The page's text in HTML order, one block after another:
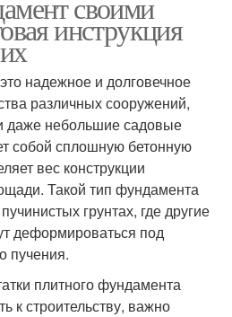
своими
инструкция
надежное и долговечное
различных сооружений,
даже небольшие садовые
собой сплошную бетонную
вес конструкции
Такой тип фундамента
грунтах, где другие
деформироваться под
пучения.
плитного фундамента
к строительству, важно